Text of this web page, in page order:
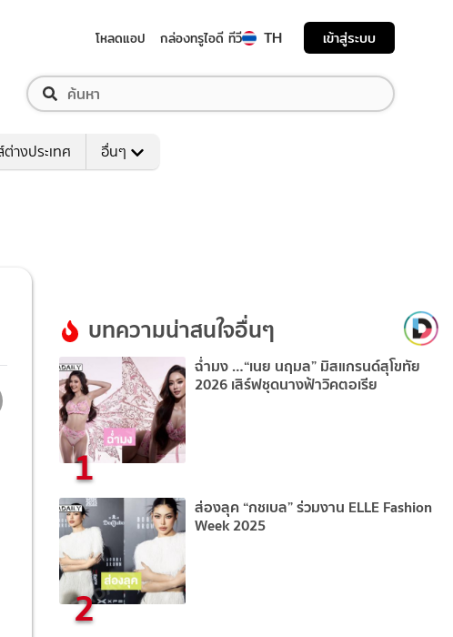
โหลดแอป กล่องทรูไอดี ทีวี TH เข้าสู่ระบบ
างประเทศ อื่นๆ
บทความน่าสนใจอื่นๆ
1
ฉ่ำมง …“เนย นฤมล” มิสแกรนด์สุโขทัย
2026 เสิร์ฟชุดนางฟ้าวิคตอเรีย
2
ส่องลุค “กชเบล” ร่วมงาน ELLE Fashion
Week 2025